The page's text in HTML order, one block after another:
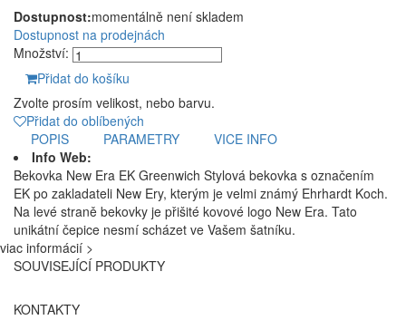
Dostupnost:momentálně není skladem
Dostupnost na prodejnách
Množství:
Přidat do košíku
Zvolte prosím velikost, nebo barvu.
Přidat do oblíbených
POPIS
PARAMETRY
VICE INFO
Info Web:
Bekovka New Era EK Greenwich Stylová bekovka s označením
EK po zakladateli New Ery, kterým je velmi známý Ehrhardt Koch.
Na levé straně bekovky je přišité kovové logo New Era. Tato
unikátní čepice nesmí scházet ve Vašem šatníku.
viac informácií >
SOUVISEJÍCÍ PRODUKTY
KONTAKTY